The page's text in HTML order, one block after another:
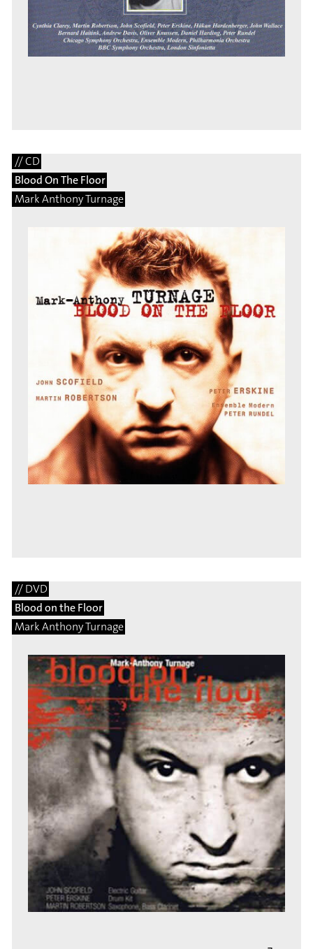
// CD
Blood On The Floor
Mark Anthony Turnage
// DVD
Blood on the Floor
Mark Anthony Turnage